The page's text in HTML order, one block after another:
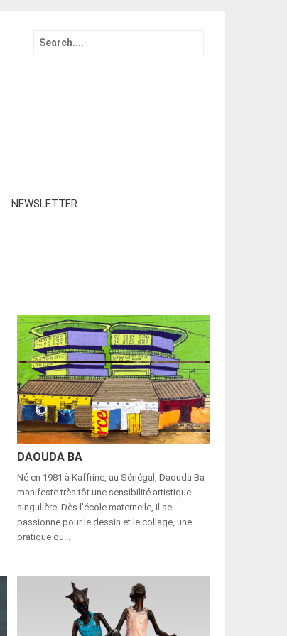
Search
NEWSLETTER
DAOUDA BA
Né en 1981 à Kaffrine, au Sénégal, Daouda Ba
manifeste très tôt une sensibilité artistique
singulière. Dès l’école maternelle, il se
passionne pour le dessin et le collage, une
pratique qu...